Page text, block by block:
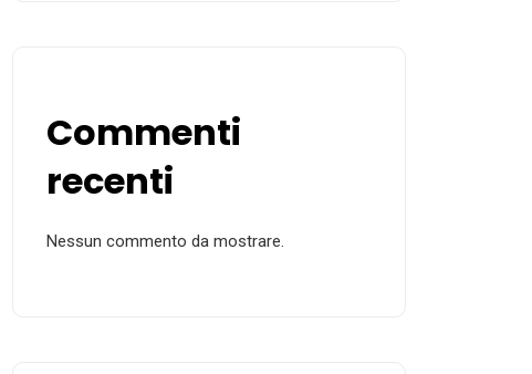
Commenti
recenti
Nessun commento da mostrare.